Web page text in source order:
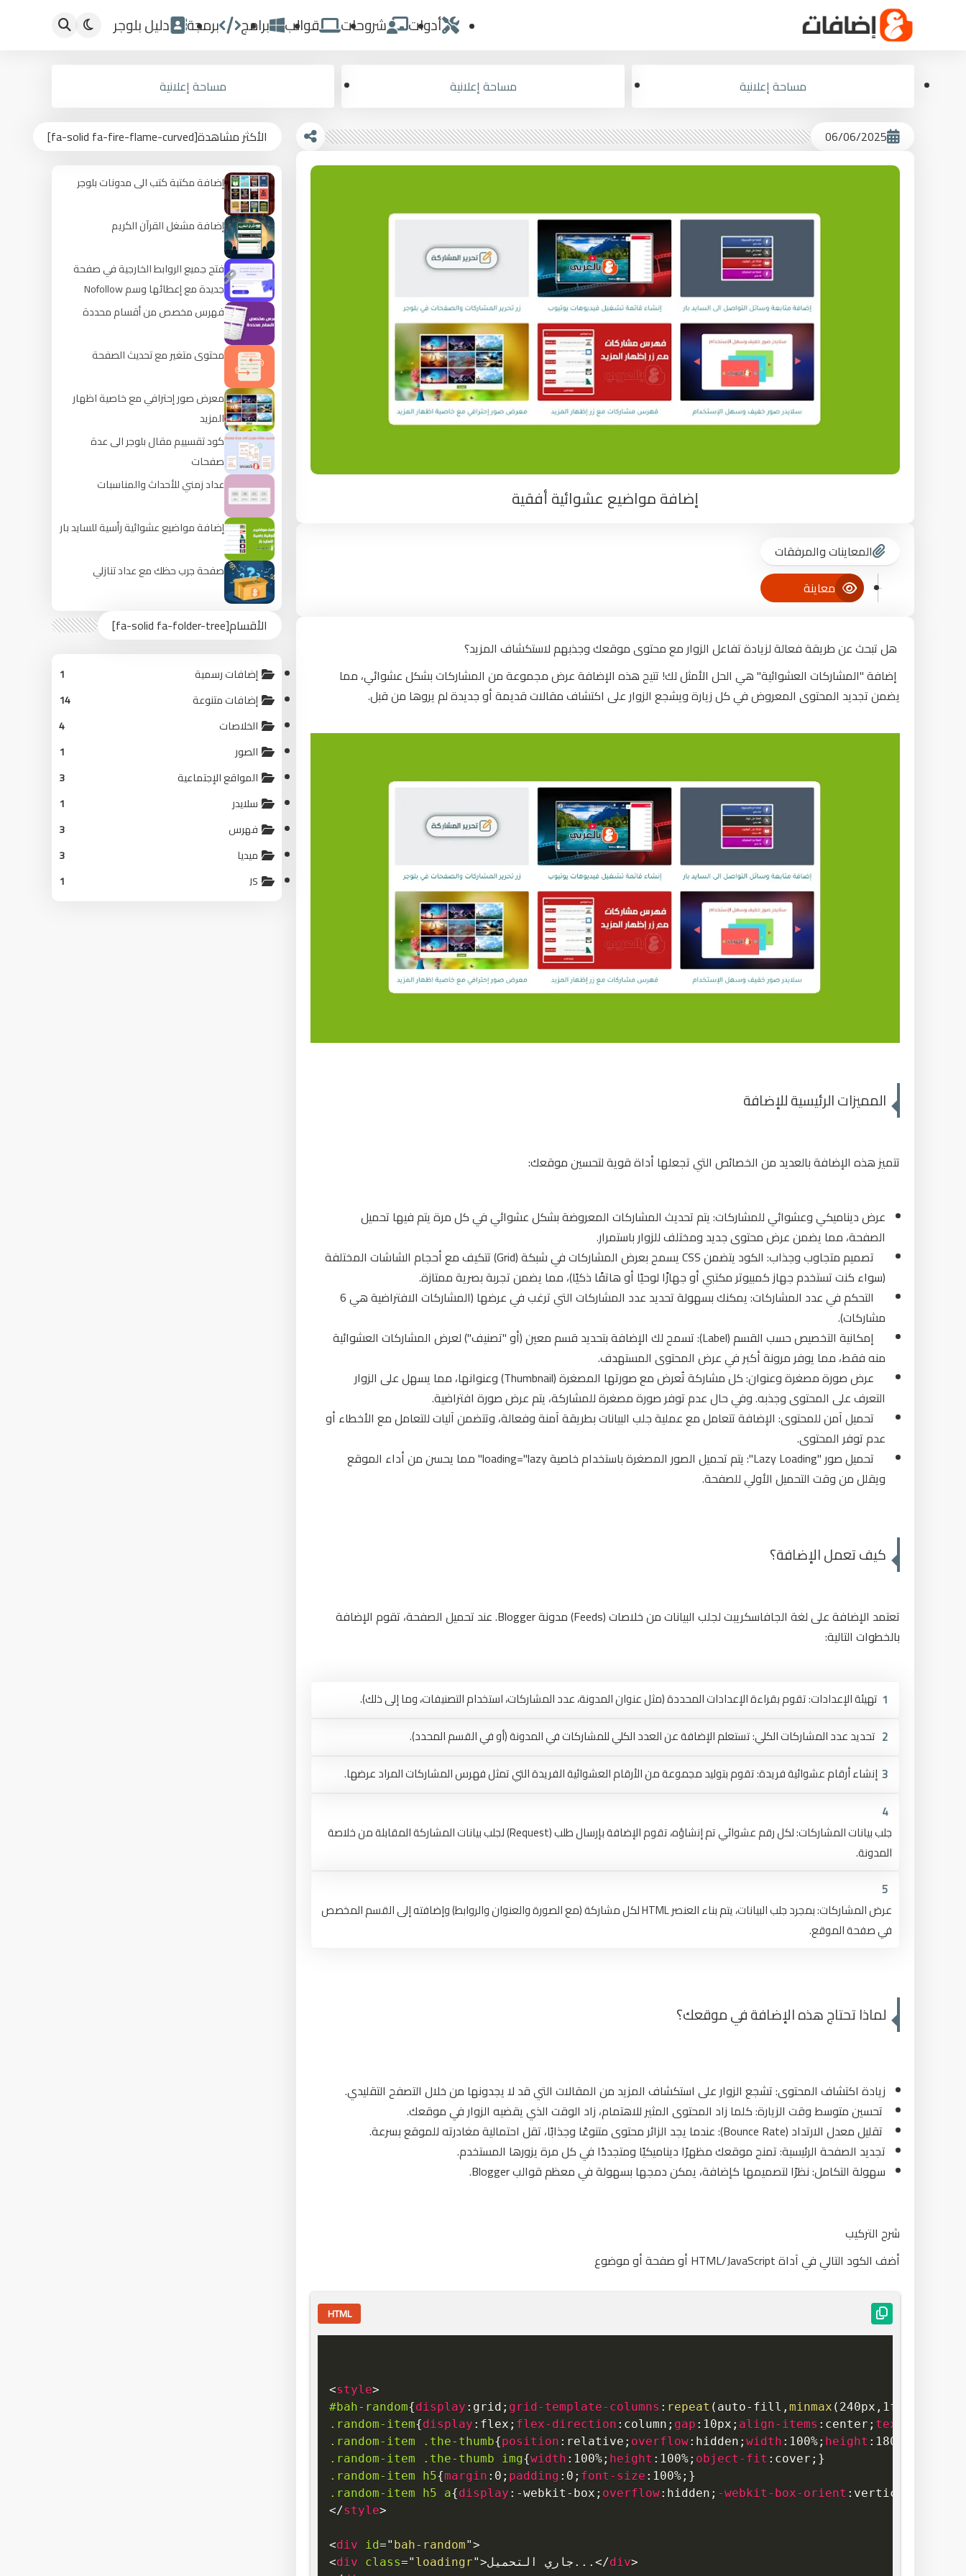
أدوات شروحات قوالب برامج برمجة دليل بلوجر
مساحة إعلانية مساحة إعلانية مساحة إعلانية
06/06/2025
إضافة مواضيع عشوائية أفقية
المعاينات والمرفقات
معاينة
هل تبحث عن طريقة فعالة لزيادة تفاعل الزوار مع محتوى موقعك وجذبهم لاستكشاف المزيد؟
إضافة "المشاركات العشوائية" هي الحل الأمثل لك! تتيح هذه الإضافة عرض مجموعة من المشاركات بشكل عشوائي، مما
يضمن تجديد المحتوى المعروض في كل زيارة ويشجع الزوار على اكتشاف مقالات قديمة أو جديدة لم يروها من قبل.
المميزات الرئيسية للإضافة
تتميز هذه الإضافة بالعديد من الخصائص التي تجعلها أداة قوية لتحسين موقعك:
عرض ديناميكي وعشوائي للمشاركات: يتم تحديث المشاركات المعروضة بشكل عشوائي في كل مرة يتم فيها تحميل
الصفحة، مما يضمن عرض محتوى جديد ومختلف للزوار باستمرار.
تصميم متجاوب وجذاب: الكود يتضمن CSS يسمح بعرض المشاركات في شبكة (Grid) تتكيف مع أحجام الشاشات المختلفة
(سواء كنت تستخدم جهاز كمبيوتر مكتبي أو جهازًا لوحيًا أو هاتفًا ذكيًا)، مما يضمن تجربة بصرية ممتازة.
التحكم في عدد المشاركات: يمكنك بسهولة تحديد عدد المشاركات التي ترغب في عرضها (المشاركات الافتراضية هي 6
مشاركات).
إمكانية التخصيص حسب القسم (Label): تسمح لك الإضافة بتحديد قسم معين (أو "تصنيف") لعرض المشاركات العشوائية
منه فقط، مما يوفر مرونة أكبر في عرض المحتوى المستهدف.
عرض صورة مصغرة وعنوان: كل مشاركة تُعرض مع صورتها المصغرة (Thumbnail) وعنوانها، مما يسهل على الزوار
التعرف على المحتوى وجذبه. وفي حال عدم توفر صورة مصغرة للمشاركة، يتم عرض صورة افتراضية.
تحميل آمن للمحتوى: الإضافة تتعامل مع عملية جلب البيانات بطريقة آمنة وفعالة، وتتضمن آليات للتعامل مع الأخطاء أو
عدم توفر المحتوى.
تحميل صور "Lazy Loading": يتم تحميل الصور المصغرة باستخدام خاصية loading="lazy" مما يحسن من أداء الموقع
ويقلل من وقت التحميل الأولي للصفحة.
كيف تعمل الإضافة؟
تعتمد الإضافة على لغة الجافاسكريبت لجلب البيانات من خلاصات (Feeds) مدونة Blogger. عند تحميل الصفحة، تقوم الإضافة
بالخطوات التالية:
تهيئة الإعدادات: تقوم بقراءة الإعدادات المحددة (مثل عنوان المدونة، عدد المشاركات، استخدام التصنيفات، وما إلى ذلك).
تحديد عدد المشاركات الكلي: تستعلم الإضافة عن العدد الكلي للمشاركات في المدونة (أو في القسم المحدد).
إنشاء أرقام عشوائية فريدة: تقوم بتوليد مجموعة من الأرقام العشوائية الفريدة التي تمثل فهرس المشاركات المراد عرضها.
جلب بيانات المشاركات: لكل رقم عشوائي تم إنشاؤه، تقوم الإضافة بإرسال طلب (Request) لجلب بيانات المشاركة المقابلة من خلاصة
المدونة.
عرض المشاركات: بمجرد جلب البيانات، يتم بناء العنصر HTML لكل مشاركة (مع الصورة والعنوان والروابط) وإضافته إلى القسم المخصص
في صفحة الموقع.
لماذا تحتاج هذه الإضافة في موقعك؟
زيادة اكتشاف المحتوى: تشجع الزوار على استكشاف المزيد من المقالات التي قد لا يجدونها من خلال التصفح التقليدي.
تحسين متوسط وقت الزيارة: كلما زاد المحتوى المثير للاهتمام، زاد الوقت الذي يقضيه الزوار في موقعك.
تقليل معدل الارتداد (Bounce Rate): عندما يجد الزائر محتوى متنوعًا وجذابًا، تقل احتمالية مغادرته للموقع بسرعة.
تجديد الصفحة الرئيسية: تمنح موقعك مظهرًا ديناميكيًا ومتجددًا في كل مرة يزورها المستخدم.
سهولة التكامل: نظرًا لتصميمها كإضافة، يمكن دمجها بسهولة في معظم قوالب Blogger.
شرح التركيب
أضف الكود التالي في آداة HTML/JavaScript أو صفحة أو موضوع
HTML
<style>
#bah-random{display : grid ; grid-template-columns : repeat ( auto-fill , minmax ( 240px , 1fr
.random-item{display : flex ; flex-direction : column ; gap : 10px ; align-items : center ; text-align
.random-item .the-thumb{position : relative ; overflow: hidden ; width : 100%; height : 180px
.random-item .the-thumb img{width : 100%; height : 100%; object-fit : cover ; }
.random-item h5{margin : 0 ; padding : 0 ; font-size : 100%; }
.random-item h5 a{display : -webkit-box ; overflow: hidden ; -webkit-box-orient : vertical
</style>
<div id=" bah-random">
<div class=" loadingr"> جاري التحميل... </div>
الأكثر مشاهدة[fa-solid fa-fire-flame-curved]
إضافة مكتبة كتب الى مدونات بلوجر
إضافة مشغل القرآن الكريم
فتح جميع الروابط الخارجية في صفحة
جديدة مع إعطائها وسم Nofollow
فهرس مخصص من أقسام محددة
محتوى متغير مع تحديث الصفحة
معرض صور إحترافي مع خاصية اظهار
المزيد
كود تقسييم مقال بلوجر الى عدة
صفحات
عداد زمني للأحداث والمناسبات
إضافة مواضيع عشوائية رأسية للسايد بار
صفحة جرب حظك مع عداد تنازلي
الأقسام[fa-solid fa-folder-tree]
إضافات رسمية
1
إضافات متنوعة
14
الخلاصات
4
الصور
1
المواقع الإجتماعية
3
سلايدر
1
فهرس
3
ميديا
3
JS
1